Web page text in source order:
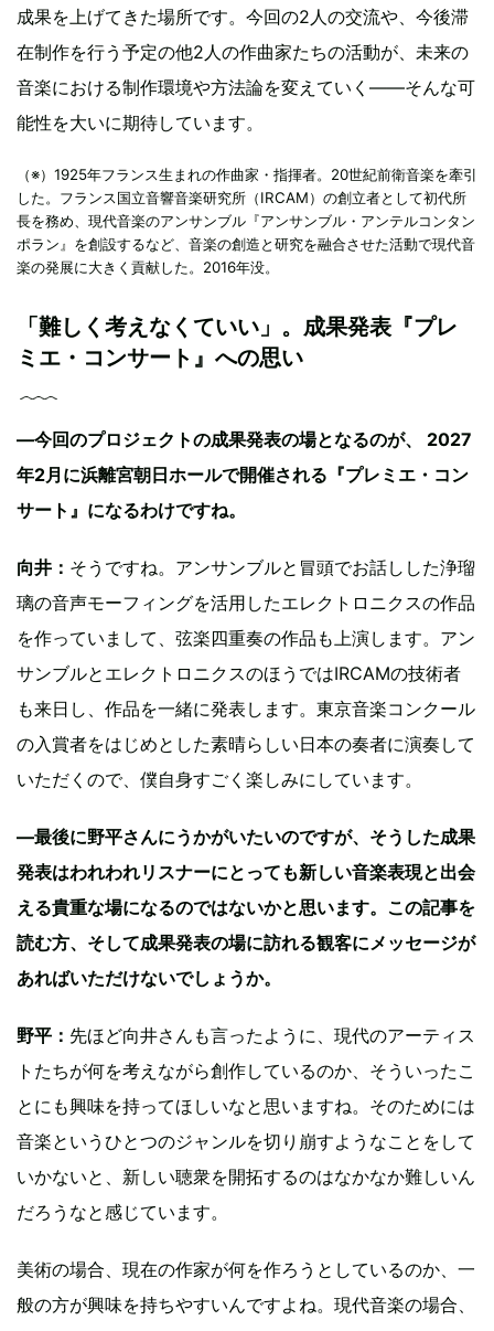
成果を上げてきた場所です。今回の2人の交流や、今後滞
在制作を行う予定の他2人の作曲家たちの活動が、未来の
音楽における制作環境や方法論を変えていく——そんな可
能性を大いに期待しています。
（※）1925年フランス生まれの作曲家・指揮者。20世紀前衛音楽を牽引
した。フランス国立音響音楽研究所（IRCAM）の創立者として初代所
長を務め、現代音楽のアンサンブル『アンサンブル・アンテルコンタン
ポラン』を創設するなど、音楽の創造と研究を融合させた活動で現代音
楽の発展に大きく貢献した。2016年没。
「難しく考えなくていい」。成果発表『プレ
ミエ・コンサート』への思い
―今回のプロジェクトの成果発表の場となるのが、 2027
年2月に浜離宮朝日ホールで開催される『プレミエ・コン
サート』になるわけですね。
向井： そうですね。アンサンブルと冒頭でお話しした浄瑠
璃の音声モーフィングを活用したエレクトロニクスの作品
を作っていまして、弦楽四重奏の作品も上演します。アン
サンブルとエレクトロニクスのほうではIRCAMの技術者
も来日し、作品を一緒に発表します。東京音楽コンクール
の入賞者をはじめとした素晴らしい日本の奏者に演奏して
いただくので、僕自身すごく楽しみにしています。
―最後に野平さんにうかがいたいのですが、そうした成果
発表はわれわれリスナーにとっても新しい音楽表現と出会
える貴重な場になるのではないかと思います。この記事を
読む方、そして成果発表の場に訪れる観客にメッセージが
あればいただけないでしょうか。
野平： 先ほど向井さんも言ったように、現代のアーティス
トたちが何を考えながら創作しているのか、そういったこ
とにも興味を持ってほしいなと思いますね。そのためには
音楽というひとつのジャンルを切り崩すようなことをして
いかないと、新しい聴衆を開拓するのはなかなか難しいん
だろうなと感じています。
美術の場合、現在の作家が何を作ろうとしているのか、一
般の方が興味を持ちやすいんですよね。現代音楽の場合、